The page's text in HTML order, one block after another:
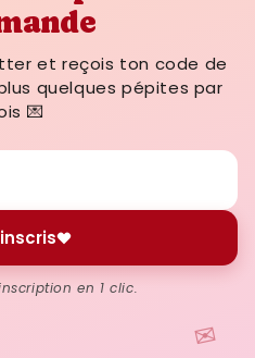
✉
et reçois ton code de
quelques pépites par
💌
en 1 clic.